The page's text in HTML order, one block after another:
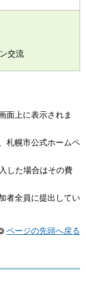
交流
面上に表示されま
札幌市公式ホームペ
した場合はその費
者全員に提出してい
ページの先頭へ戻る